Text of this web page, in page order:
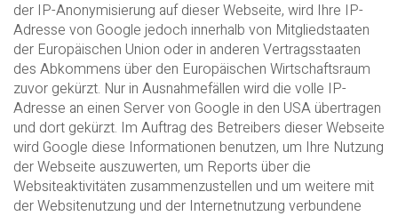
der IP-Anonymisierung auf dieser Webseite, wird Ihre IP-
Adresse von Google jedoch innerhalb von Mitgliedstaaten
der Europäischen Union oder in anderen Vertragsstaaten
des Abkommens über den Europäischen Wirtschaftsraum
zuvor gekürzt. Nur in Ausnahmefällen wird die volle IP-
Adresse an einen Server von Google in den USA übertragen
und dort gekürzt. Im Auftrag des Betreibers dieser Webseite
wird Google diese Informationen benutzen, um Ihre Nutzung
der Webseite auszuwerten, um Reports über die
Websiteaktivitäten zusammenzustellen und um weitere mit
der Websitenutzung und der Internetnutzung verbundene